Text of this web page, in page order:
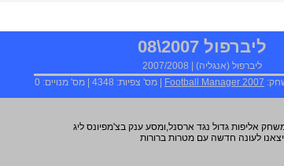
ליברפול 2007\08
ליברפול (אנגליה) |
2007/2008
Football Manager 2007 | מס' צפיות: 4348 | מס' מנויים: 0
עם ליברפול,אליפות אחרי 17 שנה אחרי משחק אליפות גדול נגד ארסנל,ומסע ענק בצ'מפיונס ליג
לעונה חדשה עם מטרות ברורות